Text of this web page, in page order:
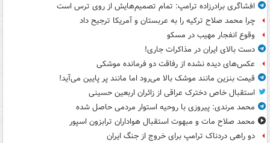
افشاگری برادرزاده ترامپ: تمام تصمیم‌هایش از روی ترس است
چرا محمد صلاح ترکیه را به عربستان و آمریکا ترجیح داد
وقوع انفجار مهیب در مسکو
دست بالای ایران در مذاکرات جاری!
عکس‌های دیده نشده از رفاقت دو فرمانده‌ موشکی
قیمت بنزین مانند موشک بالا می‌رود اما مانند پر پایین می‌آید!
استقبال خاص دخترک عراقی از زائران اربعین حسینی
محمد مرندی: پیروزی با روحیه استوار مردمی حاصل شده
محمد صلاح مات و مبهوت استقبال هواداران ترابزون اسپور
دو راهی دردناک ترامپ برای خروج از جنگ ایران